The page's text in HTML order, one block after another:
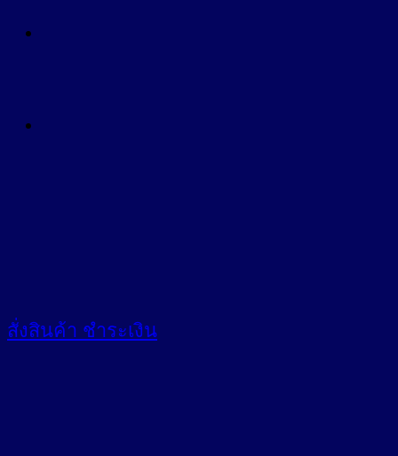
สั่งสินค้า ชำระเงิน